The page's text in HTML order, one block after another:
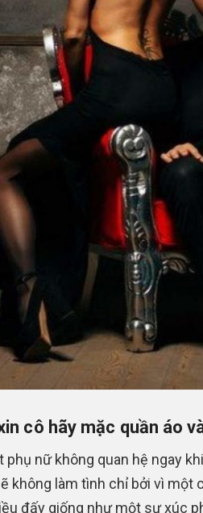
cô hãy mặc quần áo
phụ nữ không quan hệ ngay
không làm tình chỉ bởi vì một
đấy giống như một sự xúc